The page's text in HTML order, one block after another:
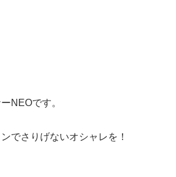
NEOです。
でさりげないオシャレを！